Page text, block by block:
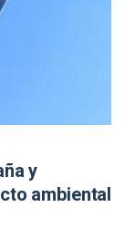
y
ambiental